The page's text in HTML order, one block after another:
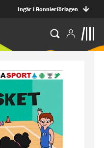
Ingår i Bonnierförlagen